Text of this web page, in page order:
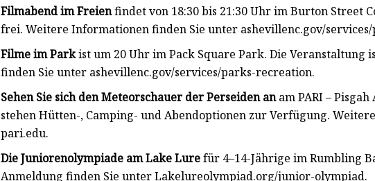
Filmabend im Freienfindet von 18:30 bis 21:30 Uhr im Burton Street
frei. Weitere Informationen finden Sie unter ashevillenc.gov/
Filme im Parkist um 20 Uhr im Pack Square Park. Die Veranstaltung
finden Sie unter ashevillenc.gov/services/parks-recreation.
Sehen Sie sich den Meteorschauer der Perseiden anam PARI –
stehen Hütten-, Camping- und Abendoptionen zur Verfügung.
pari.edu.
Die Juniorenolympiade am Lake Lurefür 4–14-Jährige im Rumbling
Anmeldung finden Sie unter Lakelureolympiad.org/junior-olympiad.